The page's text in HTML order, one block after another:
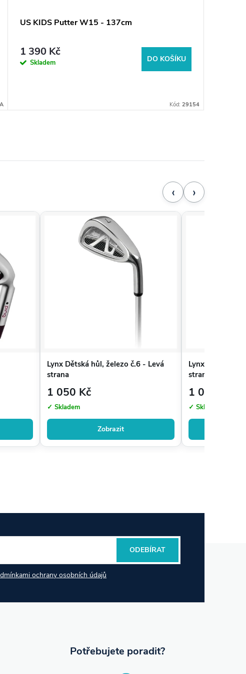
US KIDS Putter W15 - 137cm
1 390 Kč
Skladem DO KOŠÍKU
Kód: 29154
‹ ›
Lynx Dětská hůl, železo č.6 - Levá
strana
1 050 Kč
✓ Skladem
Zobrazit
Lynx Dětská
strana
1 050 Kč
✓ Skladem
ochrany osobních údajů
ODEBÍRAT
Potřebujete poradit?